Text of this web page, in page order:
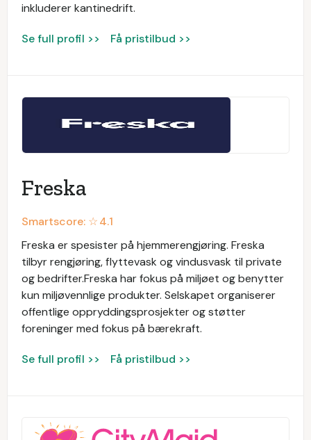
inkluderer kantinedrift.
Se full profil >> Få pristilbud >>
Freska
Smartscore: ☆4.1
Freska er spesister på hjemmerengjøring. Freska
tilbyr rengjøring, flyttevask og vindusvask til private
og bedrifter.Freska har fokus på miljøet og benytter
kun miljøvennlige produkter. Selskapet organiserer
offentlige oppryddingsprosjekter og støtter
foreninger med fokus på bærekraft.
Se full profil >> Få pristilbud >>